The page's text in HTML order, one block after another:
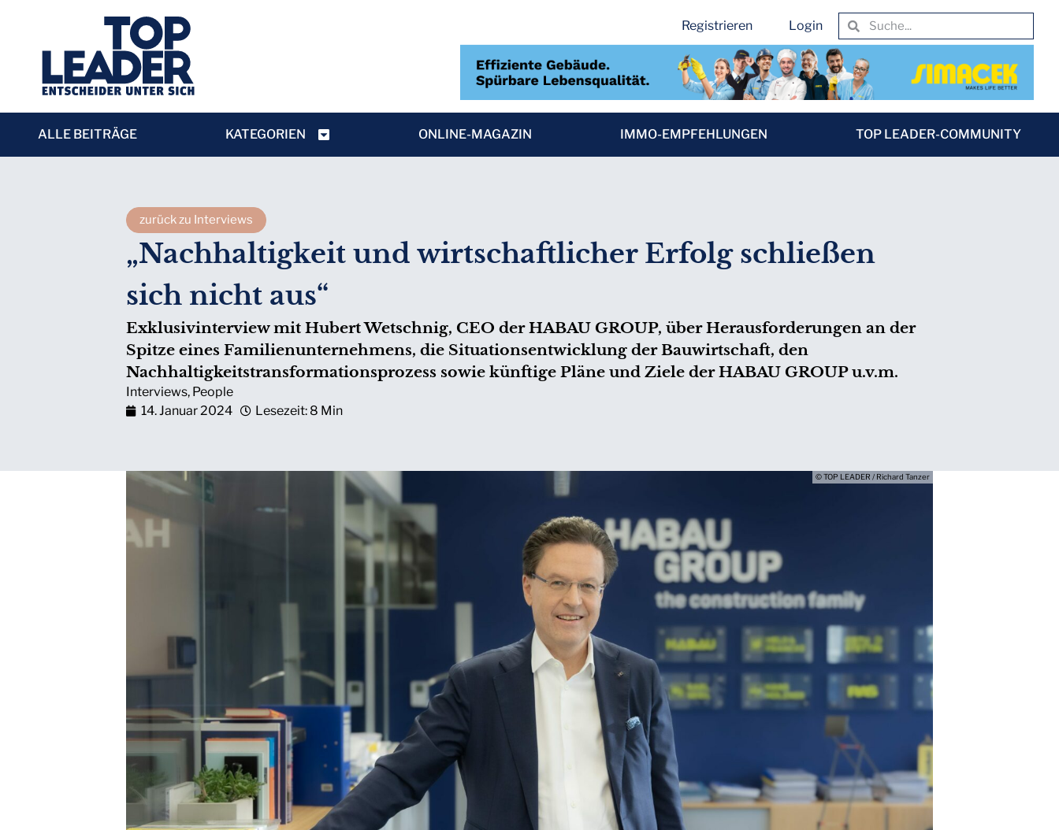
Registrieren Login
ALLE BEITRÄGE KATEGORIEN ONLINE-MAGAZIN IMMO-EMPFEHLUNGEN TOP LEADER-COMMUNITY
zurück zu Interviews
„Nachhaltigkeit und wirtschaftlicher Erfolg schließen
sich nicht aus“
Exklusivinterview mit Hubert Wetschnig, CEO der HABAU GROUP, über Herausforderungen an der
Spitze eines Familienunternehmens, die Situationsentwicklung der Bauwirtschaft, den
Nachhaltigkeitstransformationsprozess sowie künftige Pläne und Ziele der HABAU GROUP u.v.m.
Interviews, People
14. Januar 2024
Lesezeit: 8 Min
© TOP LEADER / Richard Tanzer